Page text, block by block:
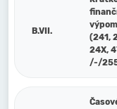
B.VII.
(241,
24X,
/-/